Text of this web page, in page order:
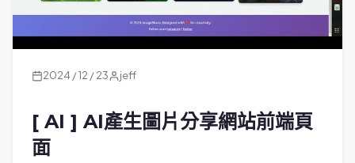
2024 / 12 / 23 jeff
[ AI ] AI產生圖片分享網站前端頁
面